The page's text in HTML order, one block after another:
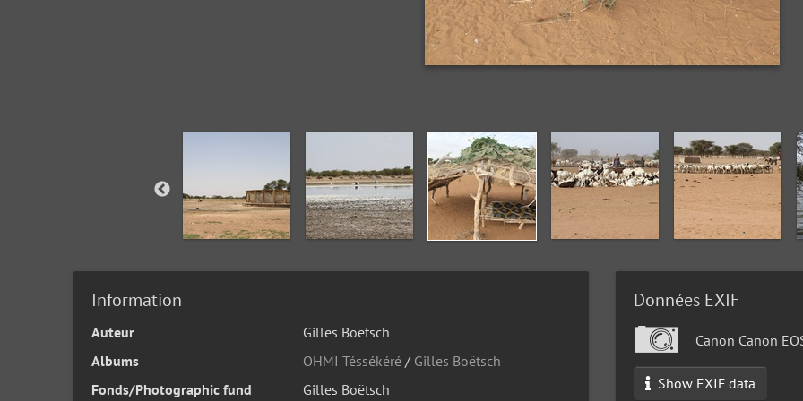
Information
Auteur
Gilles Boëtsch
Albums
OHMI Téssékéré/ Gilles Boëtsch
Fonds/Photographic fund
Gilles Boëtsch
Données EXIF
Canon Canon
Show EXIF data